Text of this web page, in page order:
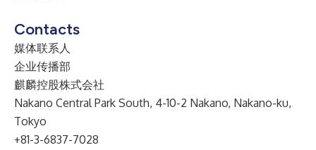
Contacts
媒体联系人
企业传播部
麒麟控股株式会社
Nakano Central Park South, 4-10-2 Nakano, Nakano-ku,
Tokyo
+81-3-6837-7028